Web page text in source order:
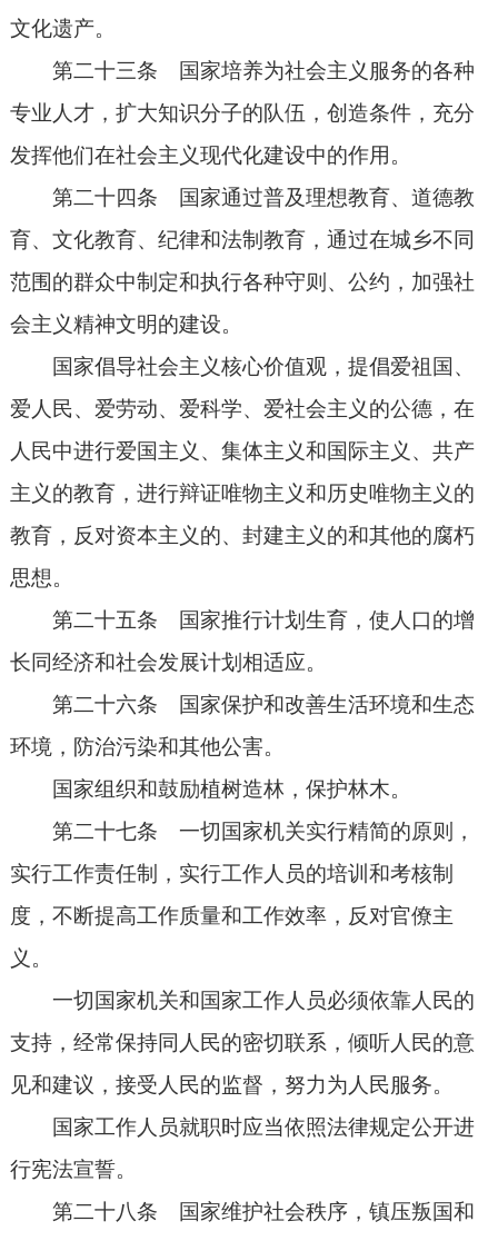
文化遗产。
第二十三条 国家培养为社会主义服务的各种
专业人才，扩大知识分子的队伍，创造条件，充分
发挥他们在社会主义现代化建设中的作用。
第二十四条 国家通过普及理想教育、道德教
育、文化教育、纪律和法制教育，通过在城乡不同
范围的群众中制定和执行各种守则、公约，加强社
会主义精神文明的建设。
国家倡导社会主义核心价值观，提倡爱祖国、
爱人民、爱劳动、爱科学、爱社会主义的公德，在
人民中进行爱国主义、集体主义和国际主义、共产
主义的教育，进行辩证唯物主义和历史唯物主义的
教育，反对资本主义的、封建主义的和其他的腐朽
思想。
第二十五条 国家推行计划生育，使人口的增
长同经济和社会发展计划相适应。
第二十六条 国家保护和改善生活环境和生态
环境，防治污染和其他公害。
国家组织和鼓励植树造林，保护林木。
第二十七条 一切国家机关实行精简的原则，
实行工作责任制，实行工作人员的培训和考核制
度，不断提高工作质量和工作效率，反对官僚主
义。
一切国家机关和国家工作人员必须依靠人民的
支持，经常保持同人民的密切联系，倾听人民的意
见和建议，接受人民的监督，努力为人民服务。
国家工作人员就职时应当依照法律规定公开进
行宪法宣誓。
第二十八条 国家维护社会秩序，镇压叛国和